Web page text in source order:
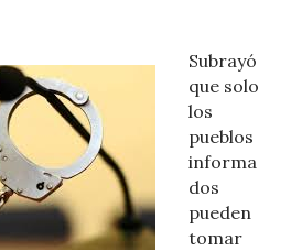
Subrayó
que solo
los
pueblos
informa
dos
pueden
tomar